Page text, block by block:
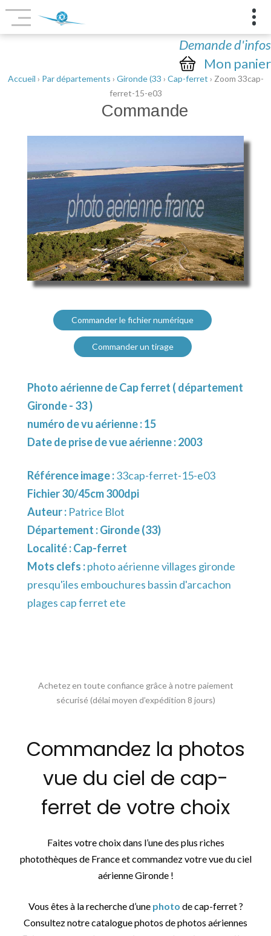
Demande d'infos
Mon panier
Accueil › Par départements › Gironde (33 › Cap-ferret › Zoom 33cap-
ferret-15-e03
Commande
Commander le fichier numérique
Commander un tirage
Photo aérienne de Cap ferret ( département
Gironde - 33 )
numéro de vu aérienne : 15
Date de prise de vue aérienne : 2003
Référence image :33cap-ferret-15-e03
Fichier 30/45cm 300dpi
Auteur : Patrice Blot
Département :Gironde (33)
Localité :Cap-ferret
Mots clefs :photo aérienne villages gironde
presqu'iles embouchures bassin d'arcachon
plages cap ferret ete
Achetez en toute confiance grâce à notre paiement
sécurisé (délai moyen d’expédition 8 jours)
Commandez la photos
vue du ciel de cap-
ferret de votre choix
Faites votre choix dans l’une des plus riches
photothèques de France et commandez votre vue du ciel
aérienne Gironde !
Vous êtes à la recherche d’une photo de cap-ferret ?
Consultez notre catalogue photos de photos aériennes